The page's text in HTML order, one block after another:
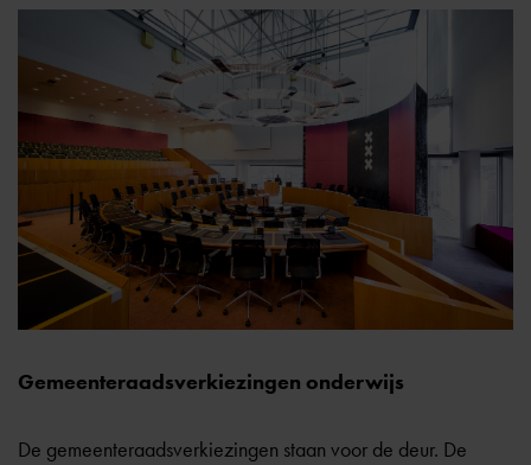
Gemeenteraadsverkiezingen onderwijs
De gemeenteraadsverkiezingen staan voor de deur. De